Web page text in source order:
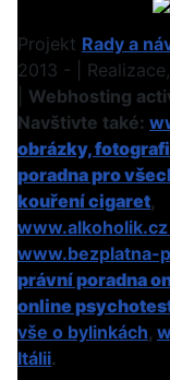
Projekt Rady a
2013 - |
Webhosting
Navštivte také:
obrázky,
poradna pro
kouření cigaret,
www.bezplatna-
právní poradna
online
vše o bylinkách,
Itálii.